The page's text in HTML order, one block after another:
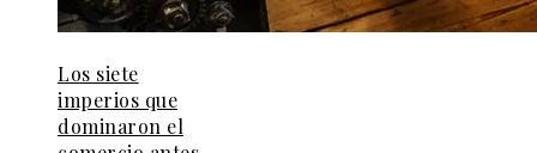
Los siete
imperios que
dominaron el